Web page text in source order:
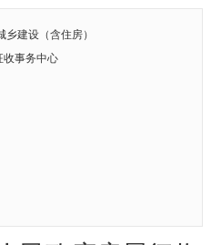
建设（含住房）
收事务中心